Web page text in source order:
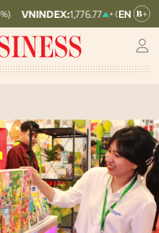
+ 0.98 (+0.06%) HNX30:464.27